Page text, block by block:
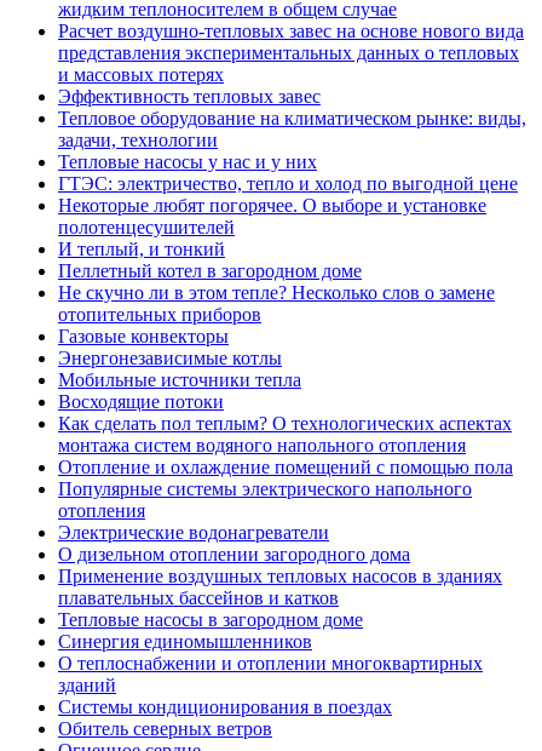
жидким теплоносителем в общем случае
Расчет воздушно-тепловых завес на основе нового вида
представления экспериментальных данных о тепловых
и массовых потерях
Эффективность тепловых завес
Тепловое оборудование на климатическом рынке: виды,
задачи, технологии
Тепловые насосы у нас и у них
ГТЭС: электричество, тепло и холод по выгодной цене
Некоторые любят погорячее. О выборе и установке
полотенцесушителей
И теплый, и тонкий
Пеллетный котел в загородном доме
Не скучно ли в этом тепле? Несколько слов о замене
отопительных приборов
Газовые конвекторы
Энергонезависимые котлы
Мобильные источники тепла
Восходящие потоки
Как сделать пол теплым? О технологических аспектах
монтажа систем водяного напольного отопления
Отопление и охлаждение помещений с помощью пола
Популярные системы электрического напольного
отопления
Электрические водонагреватели
О дизельном отоплении загородного дома
Применение воздушных тепловых насосов в зданиях
плавательных бассейнов и катков
Тепловые насосы в загородном доме
Синергия единомышленников
О теплоснабжении и отоплении многоквартирных
зданий
Системы кондиционирования в поездах
Обитель северных ветров